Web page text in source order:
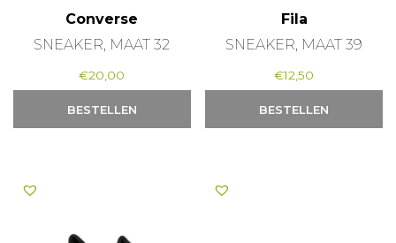
Converse
SNEAKER, MAAT 32
€20,00
BESTELLEN
Fila
SNEAKER, MAAT 39
€12,50
BESTELLEN